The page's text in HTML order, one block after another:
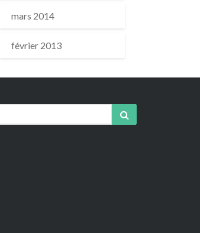
mars 2014
février 2013